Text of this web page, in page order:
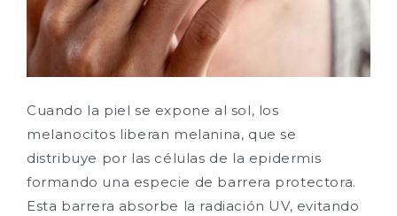
Cuando la piel se expone al sol, los
melanocitos liberan melanina, que se
distribuye por las células de la epidermis
formando una especie de barrera protectora.
Esta barrera absorbe la radiación UV, evitando